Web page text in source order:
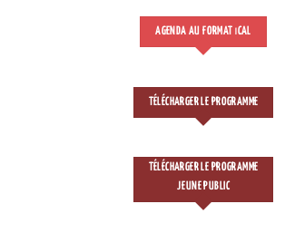
AGENDA AU FORMAT CAL
TÉLÉCHARGER LE PROGRAMME
TÉLÉCHARGER LE PROGRAMME
JEUNE PUBLIC